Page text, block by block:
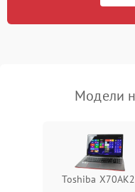
неисправности кулера
пропадание диска
оперативной памяти:
вылеты приложений,
синие экраны
Модели
Toshiba